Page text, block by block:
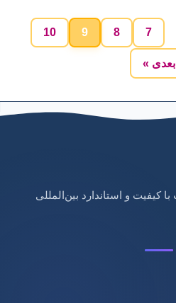
7
8
9
10
بعدی »
کیفیت و استاندارد بین‌المللی